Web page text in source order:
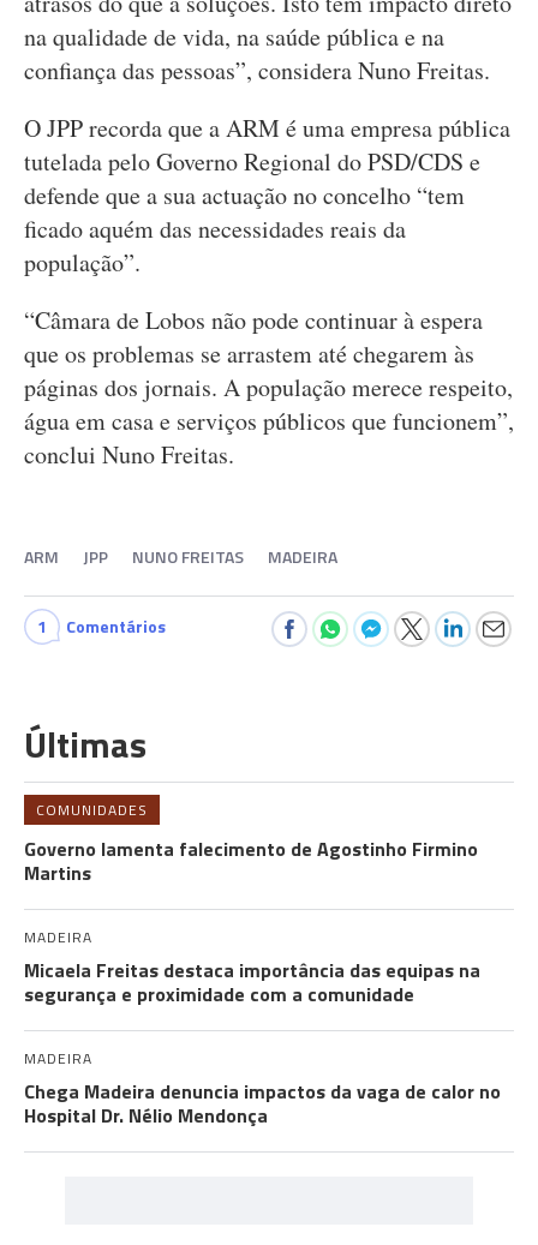
na qualidade de vida, na saúde pública e na
confiança das pessoas”, considera Nuno Freitas.
O JPP recorda que a ARM é uma empresa pública
tutelada pelo Governo Regional do PSD/CDS e
defende que a sua actuação no concelho “tem
ficado aquém das necessidades reais da
população”.
“Câmara de Lobos não pode continuar à espera
que os problemas se arrastem até chegarem às
páginas dos jornais. A população merece respeito,
água em casa e serviços públicos que funcionem”,
conclui Nuno Freitas.
ARM JPP NUNO FREITAS MADEIRA
1 Comentários
Últimas
COMUNIDADES
Governo lamenta falecimento de Agostinho Firmino
Martins
MADEIRA
Micaela Freitas destaca importância das equipas na
segurança e proximidade com a comunidade
MADEIRA
Chega Madeira denuncia impactos da vaga de calor no
Hospital Dr. Nélio Mendonça